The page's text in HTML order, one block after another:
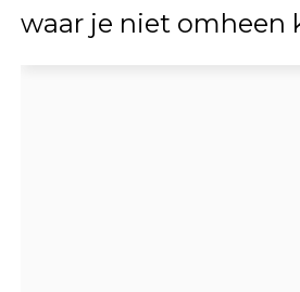
waar je niet omheen